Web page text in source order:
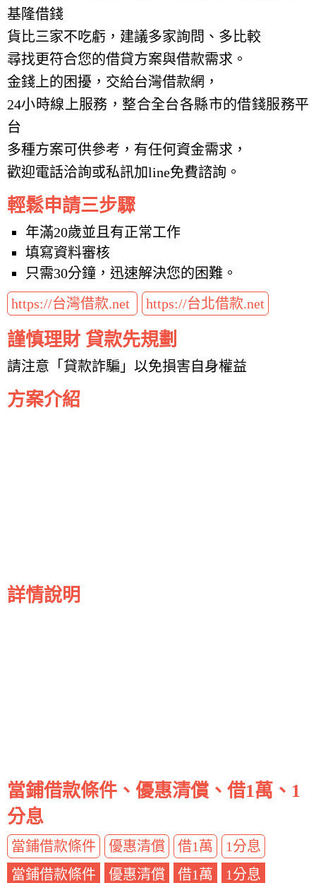
基隆借錢
貨比三家不吃虧，建議多家詢問、多比較
尋找更符合您的借貸方案與借款需求。
金錢上的困擾，交給台灣借款網，
24小時線上服務，整合全台各縣市的借錢服務平
台
多種方案可供參考，有任何資金需求，
歡迎電話洽詢或私訊加line免費諮詢。
輕鬆申請三步驟
年滿20歲並且有正常工作
填寫資料審核
只需30分鐘，迅速解決您的困難。
https://台灣借款.net
https://台北借款.net
謹慎理財 貸款先規劃
請注意「貸款詐騙」以免損害自身權益
方案介紹
詳情說明
當鋪借款條件、優惠清償、借1萬、1
分息
當鋪借款條件 優惠清償 借1萬
1分息
當鋪借款條件
優惠清償 借1萬 1分息